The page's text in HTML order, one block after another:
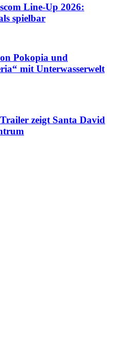
Line-Up 2026:
spielbar
Pokopia und
mit Unterwasserwelt
zeigt Santa David